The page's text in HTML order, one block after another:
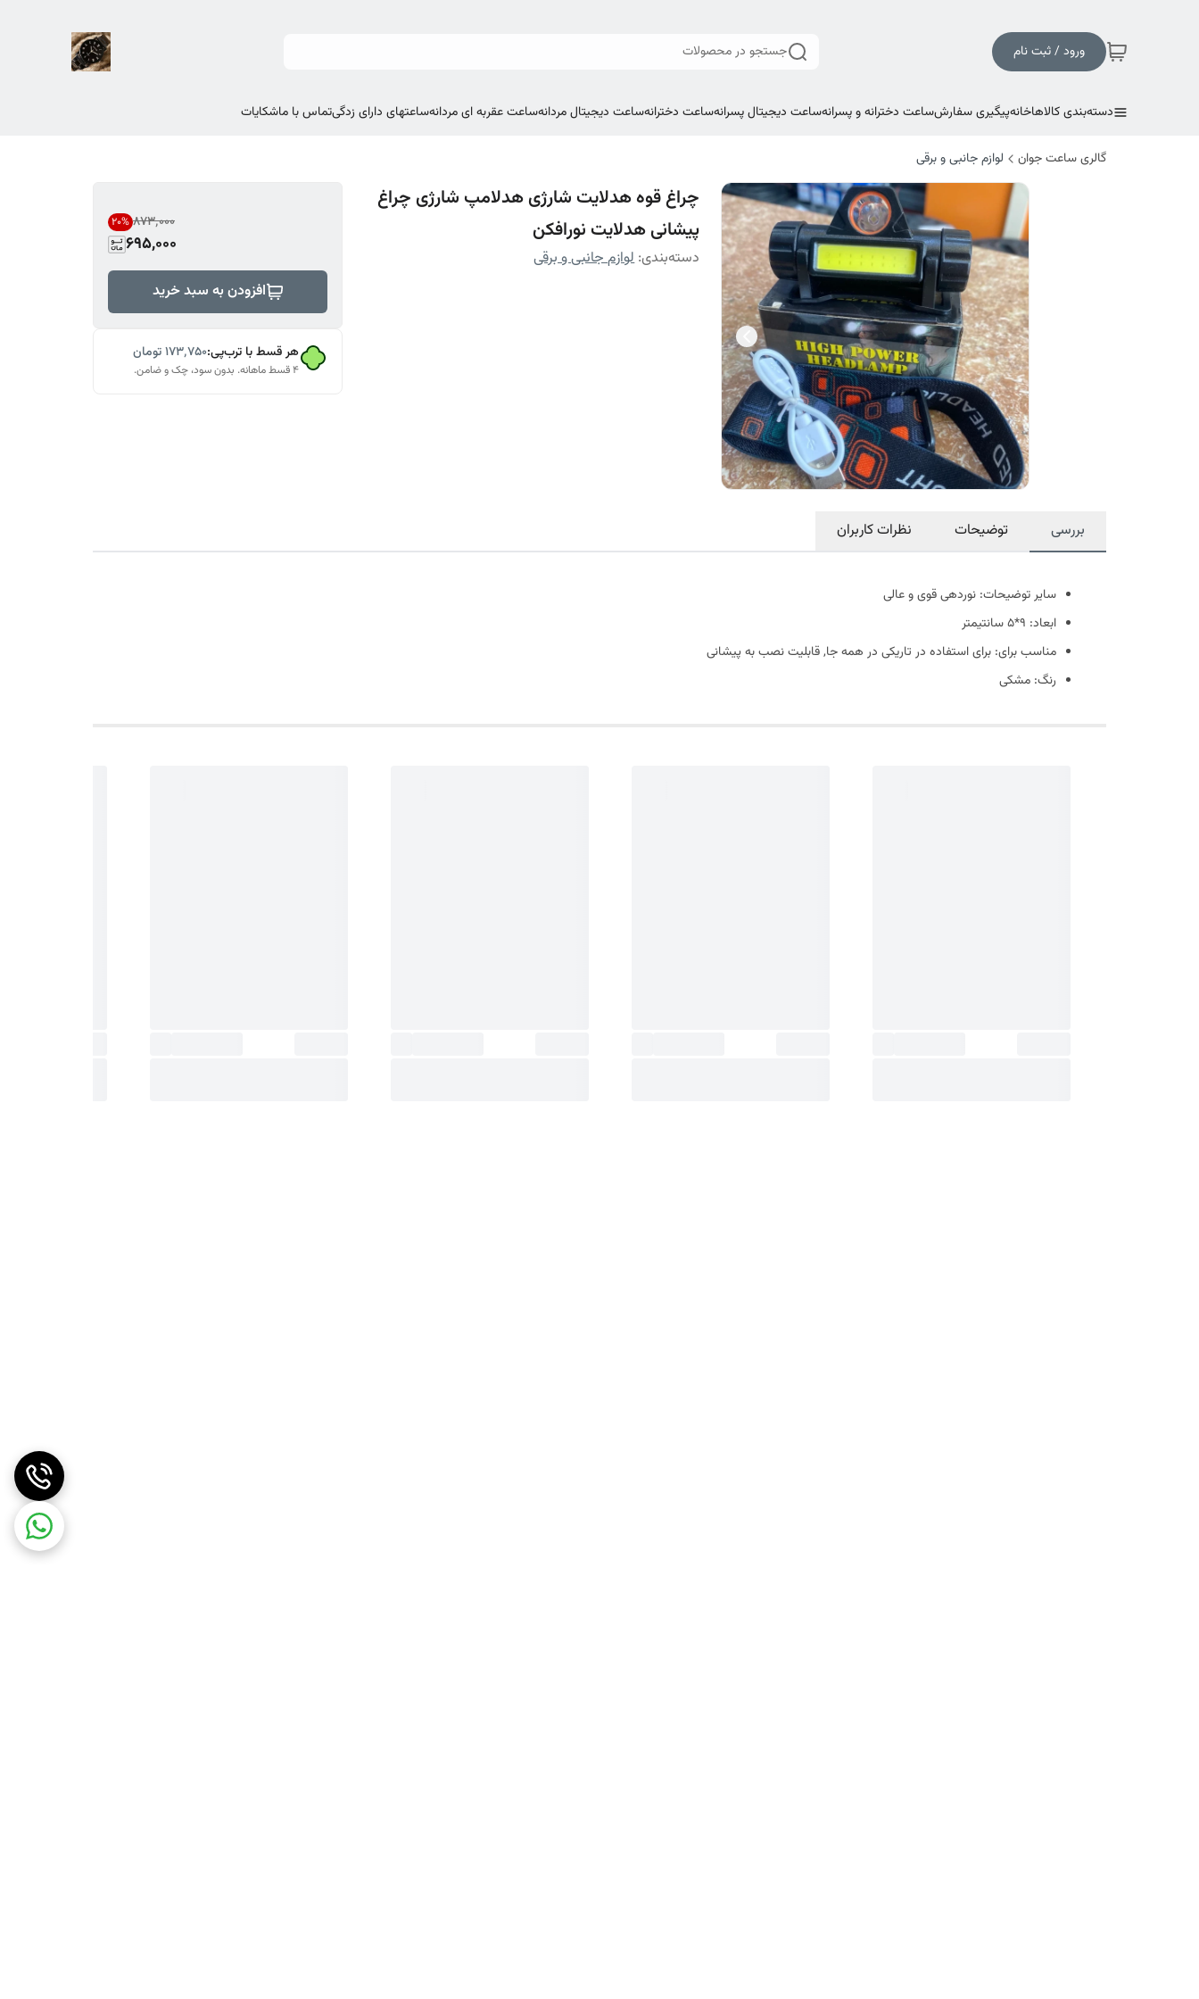
ورود / ثبت نام جستجو در محصولات
دسته‌بندی کالاهاخانهپیگیری سفارشساعت دخترانه و پسرانهساعت دیجیتال پسرانهساعت دخترانهساعت دیجیتال مردانهساعت عقربه ای مردانهساعتهای دارای زدگیتماس با ماشکایات
گالری ساعت جوان لوازم جانبی و برقی
چراغ قوه هدلایت شارژی هدلامپ شارژی چراغ
پیشانی هدلایت نورافکن
دسته‌بندی:لوازم جانبی و برقی
۸۷۳٬۰۰۰ 20%
695,000
افزودن به سبد خرید
هر قسط با ترب‌پی:۱۷۳٬۷۵۰تومان
۴ قسط ماهانه. بدون سود، چک و ضامن.
بررسی توضیحات نظرات کاربران
سایر توضیحات: نوردهی قوی و عالی
ابعاد: 9*5 سانتیمتر
مناسب برای: برای استفاده در تاریکی در همه جا, قابلیت نصب به پیشانی
رنگ: مشکی